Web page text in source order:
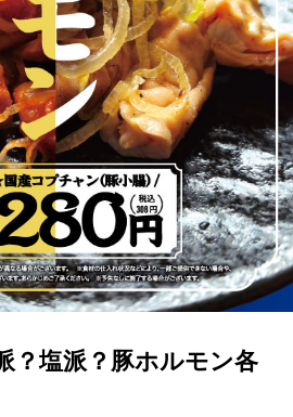
？塩派？豚ホルモン各